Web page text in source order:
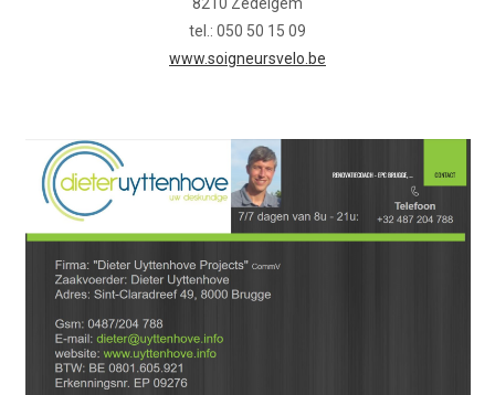
8210 Zedelgem
tel.: 050 50 15 09
www.soigneursvelo.be